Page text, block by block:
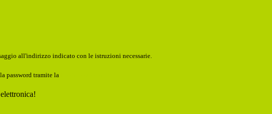
all'indirizzo indicato con le istruzioni necessarie.
password tramite la